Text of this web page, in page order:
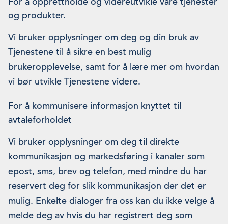
og produkter.
Vi bruker opplysninger om deg og din bruk av
Tjenestene til å sikre en best mulig
brukeropplevelse, samt for å lære mer om hvordan
vi bør utvikle Tjenestene videre.
For å kommunisere informasjon knyttet til
avtaleforholdet
Vi bruker opplysninger om deg til direkte
kommunikasjon og markedsføring i kanaler som
epost, sms, brev og telefon, med mindre du har
reservert deg for slik kommunikasjon der det er
mulig. Enkelte dialoger fra oss kan du ikke velge å
melde deg av hvis du har registrert deg som